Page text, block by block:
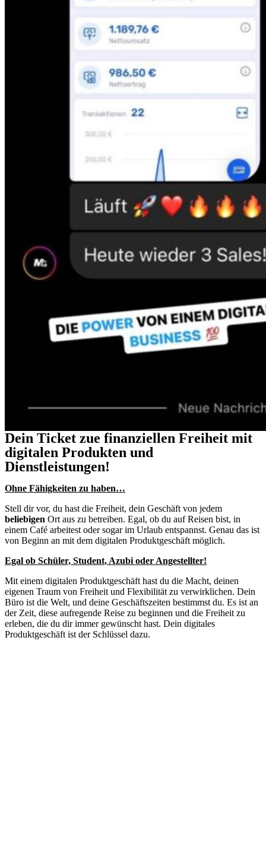
Dein Ticket zue finanziellen Freiheit mit
digitalen Produkten und
Dienstleistungen!
Ohne Fähigkeiten zu haben…
Stell dir vor, du hast die Freiheit, dein Geschäft von jedem
beliebigen Ort aus zu betreiben. Egal, ob du auf Reisen bist, in
einem Café arbeitest oder sogar im Urlaub entspannst. Genau das ist
von Beginn an mit dem digitalen Produktgeschäft möglich.
Egal ob Schüler, Student, Azubi oder Angestellter!
Mit einem digitalen Produktgeschäft hast du die Macht, deinen
eigenen Traum von Freiheit und Flexibilität zu verwirklichen. Dein
Büro ist die Welt, und deine Geschäftszeiten bestimmst du. Es ist an
der Zeit, diese aufregende Reise zu beginnen und die Freiheit zu
erleben, die du dir immer gewünscht hast. Dein digitales
Produktgeschäft ist der Schlüssel dazu.